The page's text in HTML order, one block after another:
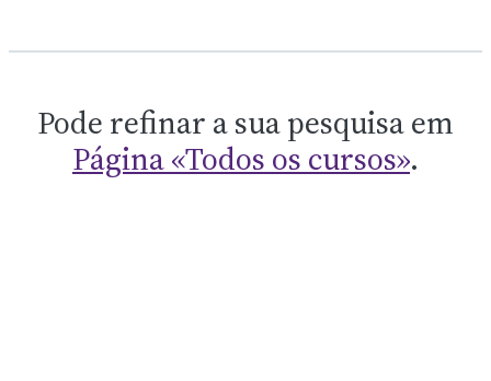
Pode refinar a sua pesquisa em
Página «Todos os cursos».